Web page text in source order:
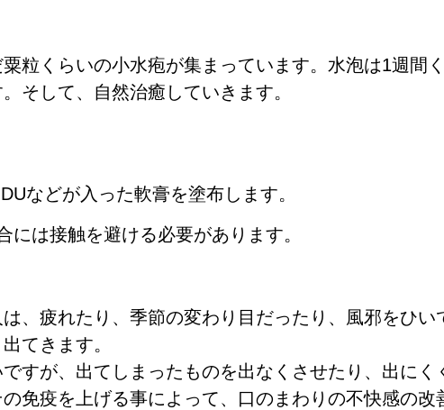
粒くらいの小水疱が集まっています。水泡は1週間
そして、自然治癒していきます。
などが入った軟膏を塗布します。
には接触を避ける必要があります。
、 疲れたり、季節の変わり目だったり、風邪をひい
てきます。
すが、出てしまったものを出なくさせたり、出にく
免疫を上げる事によって、口のまわりの不快感の改